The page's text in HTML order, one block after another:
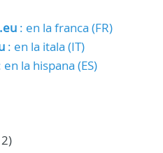
: en la franca (FR)
: en la itala (IT)
la hispana (ES)